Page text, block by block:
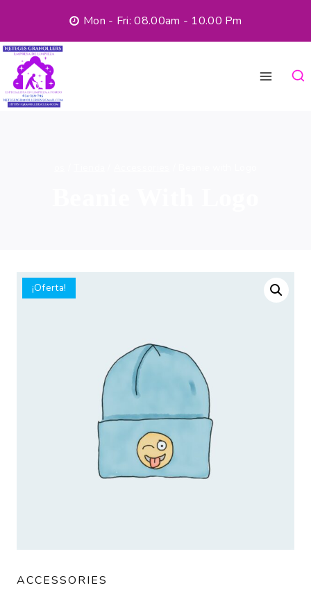
Mon - Fri: 08.00am - 10.00 Pm
¡Oferta!
ACCESSORIES